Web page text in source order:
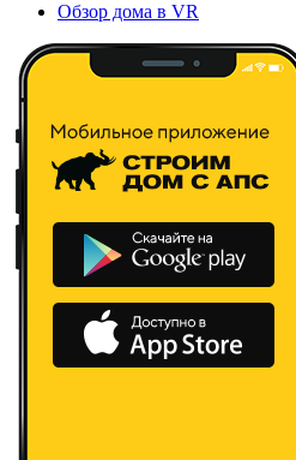
Обзор дома в VR